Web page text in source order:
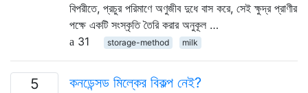
বিপরীতে, প্রচুর পরিমাণে অণুজীব দুধে বাস করে, সেই ক্ষুদ্র প্রাণীর
পক্ষে একটি সংস্কৃতি তৈরি করার অনুকূল …
31
storage-method milk
5 কনডেন্সড মিল্কের বিকল্প নেই?